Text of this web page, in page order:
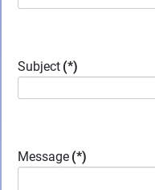
Subject (*)
Message (*)